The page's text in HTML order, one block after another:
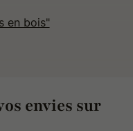
en bois"
envies sur